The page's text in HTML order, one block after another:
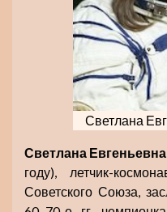
Светлана
Светлана
году), летчик-
Советского Союза,